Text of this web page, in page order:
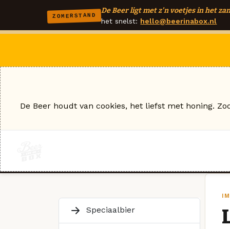
ZOMERSTAND
De Beer ligt met z'n voetjes in het
het snelst: hello@beerinabox.nl
Speciaalbier
De Beer houdt van cookies, het liefst met honing.